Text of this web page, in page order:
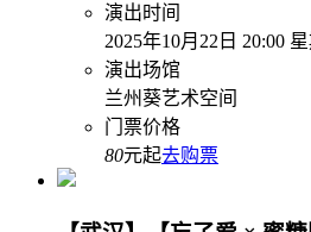
演出时间
2025年10月22日 20:00
演出场馆
兰州葵艺术空间
门票价格
80元起去购票